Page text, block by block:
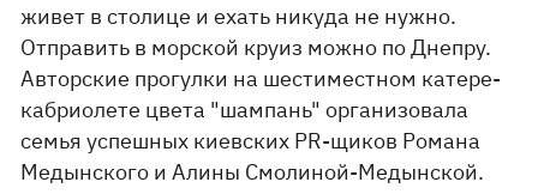
живет в столице и ехать никуда не нужно.
Отправить в морской круиз можно по Днепру.
Авторские прогулки на шестиместном катере-
кабриолете цвета "шампань" организовала
семья успешных киевских PR-щиков Романа
Медынского и Алины Смолиной-Медынской.